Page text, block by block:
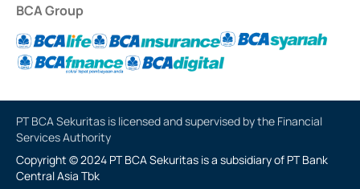
BCA Group
PT BCA Sekuritas is licensed and supervised by the Financial
Services Authority
Copyright © 2024 PT BCA Sekuritas is a subsidiary of PT Bank
Central Asia Tbk